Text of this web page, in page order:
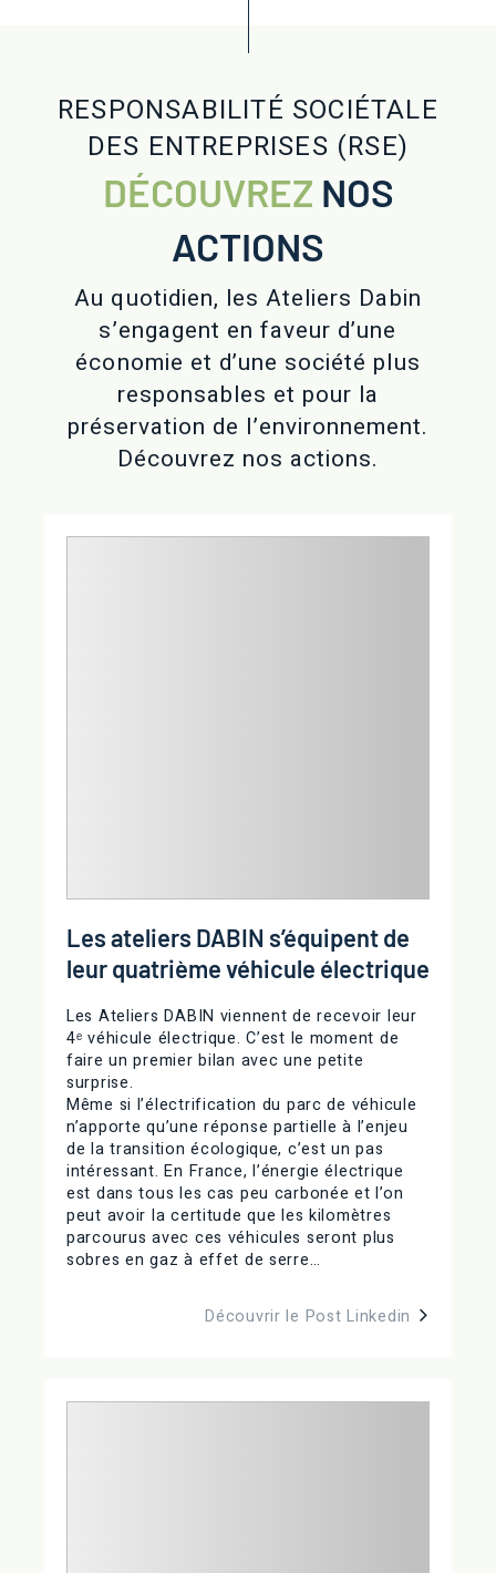
RESPONSABILITÉ SOCIÉTALE
DES ENTREPRISES (RSE)
DÉCOUVREZ NOS
ACTIONS
Au quotidien, les Ateliers Dabin
s’engagent en faveur d’une
économie et d’une société plus
responsables et pour la
préservation de l’environnement.
Découvrez nos actions.
Les ateliers DABIN s’équipent de
leur quatrième véhicule électrique
Les Ateliers DABIN viennent de recevoir leur
4ᵉ véhicule électrique. C’est le moment de
faire un premier bilan avec une petite
surprise.
Même si l’électrification du parc de véhicule
n’apporte qu’une réponse partielle à l’enjeu
de la transition écologique, c’est un pas
intéressant. En France, l’énergie électrique
est dans tous les cas peu carbonée et l’on
peut avoir la certitude que les kilomètres
parcourus avec ces véhicules seront plus
sobres en gaz à effet de serre…
Découvrir le Post Linkedin